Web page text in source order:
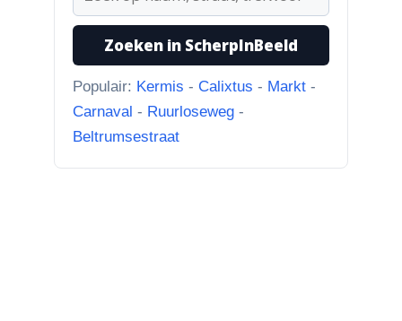
1-8-2026
Koningssteeg met parkeerterrein
Zoeken in ScherpInBeeld
Populair: Kermis - Calixtus - Markt -
Carnaval - Ruurloseweg -
Beltrumsestraat